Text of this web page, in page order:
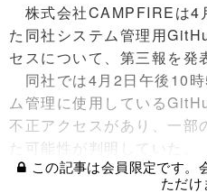
株式会社CAMPFIREは4
た同社システム管理用
セスについて、第三報を発
同社では4月2日午後10
ム管理に使用している
不正アクセスがあり、一部
た可能性が判明していた。
この記事は会員限定です。
ただけ